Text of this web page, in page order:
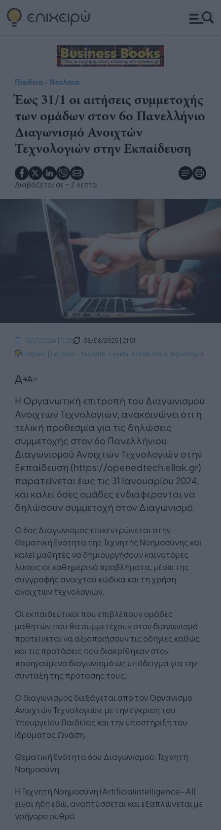
Παιδεία - Νεολαία
​Έως 31/1 οι αιτήσεις συμμετοχής
των ομάδων στον 6ο Πανελλήνιο
Διαγωνισμό Ανοιχτών
Τεχνολογιών στην Εκπαίδευση
Διαβάζεται σε ~ 2 λεπτά
16/01/2024 | 11:20
08/08/2025 | 21:51
Ειδήσεις | Παιδεία - Νεολαία Events Διαδίκτυο & Τεχνολογία
Η Οργανωτική επιτροπή του Διαγωνισμού
Ανοιχτών Τεχνολογιών, ανακοινώνει ότι η
τελική προθεσμία για τις δηλώσεις
συμμετοχής στον 6ο Πανελλήνιου
Διαγωνισμού Ανοιχτών Τεχνολογιών στην
Εκπαίδευση (https://openedtech.ellak.gr)
παρατείνεται έως τις 31 Ιανουαρίου 2024,
και καλεί όσες ομάδες ενδιαφέρονται να
δηλώσουν συμμετοχή στον Διαγωνισμό.
Ο 6ος Διαγωνισμός επικεντρώνεται στην
Θεματική Ενότητα της Τεχνητής Νοημοσύνης και
καλεί μαθητές να δημιουργήσουν καινοτόμες
λύσεις σε καθημερινά προβλήματα, μέσω της
συγγραφής ανοιχτού κώδικα και τη χρήση
ανοιχτών τεχνολογιών.
Οι εκπαιδευτικοί που επιβλέπουν ομάδες
μαθητών που θα συμμετέχουν στον διαγωνισμό
προτείνεται να αξιοποιήσουν τις οδηγίες καθώς
και τις προτάσεις που διακρίθηκαν στον
προηγούμενο διαγωνισμό ως υπόδειγμα για την
σύνταξη της πρότασης τους.
Ο διαγωνισμός διεξάγεται από τον Οργανισμό
Ανοιχτών Τεχνολογιών, με την έγκριση του
Υπουργείου Παιδείας και την υποστήριξη του
Ιδρύματος Ωνάση.
Θεματική Ενότητα 6ου Διαγωνισμού: Τεχνητή
Νοημοσύνη
Η Τεχνητή Νοημοσύνη (Artificialintelligence–AI)
είναι ήδη εδώ, αναπτύσσεται και εξαπλώνεται με
γρήγορο ρυθμό.